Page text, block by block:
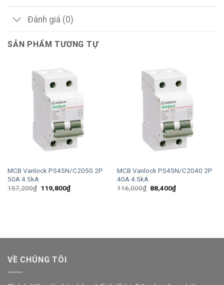
Đánh giá (0)
SẢN PHẨM TƯƠNG TỰ
MCB Vanlock PS45N/C2050 2P
50A 4.5kA
157,200₫ Giá
119,800₫Giá
hiện
MCB Vanlock PS45N/C2040 2P
40A 4.5kA
116,000₫ Giá
gốc
88,400₫Giá
hiện
VỀ CHÚNG TÔI